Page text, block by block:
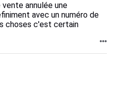
annulée une
avec un numéro de
choses c'est certain